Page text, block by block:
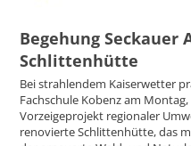
Begehung Seckauer
Schlittenhütte
Bei strahlendem Kaiserwetter
Fachschule Kobenz am Montag,
Vorzeigeprojekt regionaler
renovierte Schlittenhütte, das